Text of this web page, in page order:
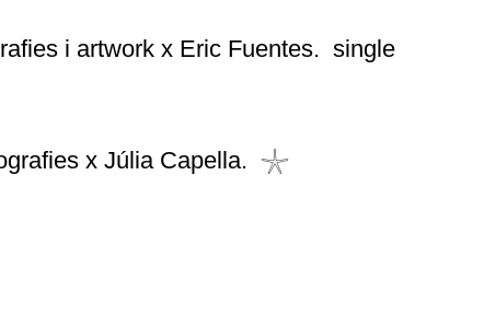
i artwork x Eric Fuentes. single
x Júlia Capella. 𓇼